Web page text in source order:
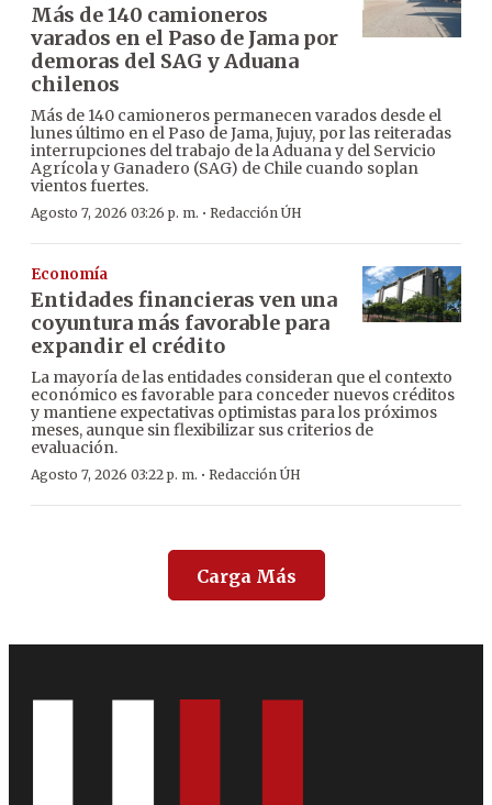
Más de 140 camioneros
varados en el Paso de Jama por
demoras del SAG y Aduana
chilenos
Más de 140 camioneros permanecen varados desde el
lunes último en el Paso de Jama, Jujuy, por las reiteradas
interrupciones del trabajo de la Aduana y del Servicio
Agrícola y Ganadero (SAG) de Chile cuando soplan
vientos fuertes.
Agosto 7, 2026 03:26 p. m. · Redacción ÚH
Economía
Entidades financieras ven una
coyuntura más favorable para
expandir el crédito
La mayoría de las entidades consideran que el contexto
económico es favorable para conceder nuevos créditos
y mantiene expectativas optimistas para los próximos
meses, aunque sin flexibilizar sus criterios de
evaluación.
Agosto 7, 2026 03:22 p. m. · Redacción ÚH
Carga Más